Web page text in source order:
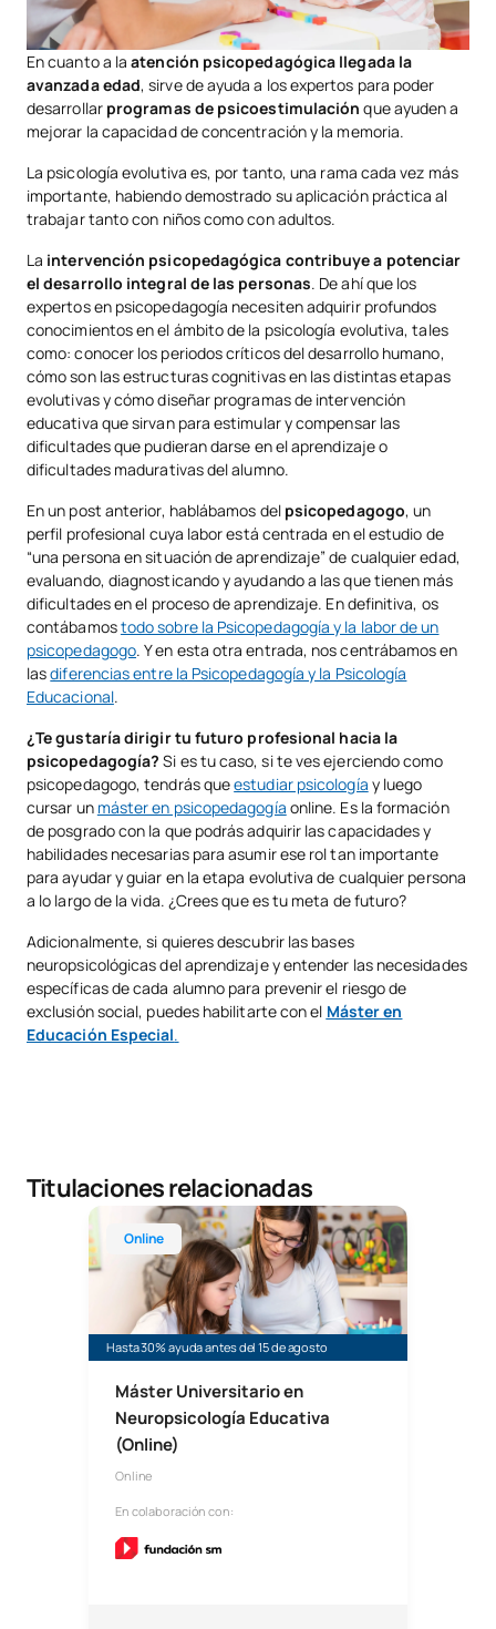
En cuanto a laatención psicopedagógica llegada la
avanzada edad, sirve de ayuda a los expertos para poder
desarrollar programas de psicoestimulación que ayuden a
mejorar la capacidad de concentración y la memoria.
La psicología evolutiva es, por tanto, una rama cada vez más
importante, habiendo demostrado su aplicación práctica al
trabajar tanto con niños como con adultos.
La intervención psicopedagógica contribuye a potenciar
el desarrollo integral de las personas. De ahí que los
expertos en psicopedagogía necesiten adquirir profundos
conocimientos en el ámbito de la psicología evolutiva, tales
como: conocer los periodos críticos del desarrollo humano,
cómo son las estructuras cognitivas en las distintas etapas
evolutivas y cómo diseñar programas de intervención
educativa que sirvan para estimular y compensar las
dificultades que pudieran darse en el aprendizaje o
dificultades madurativas del alumno.
En un post anterior, hablábamos del psicopedagogo, un
perfil profesional cuya labor está centrada en el estudio de
“una persona en situación de aprendizaje” de cualquier edad,
evaluando, diagnosticando y ayudando a las que tienen más
dificultades en el proceso de aprendizaje. En definitiva, os
contábamostodo sobre la Psicopedagogía y la labor de un
psicopedagogo. Y en esta otra entrada, nos centrábamos en
lasdiferencias entre la Psicopedagogía y la Psicología
Educacional.
¿Te gustaría dirigir tu futuro profesional hacia la
psicopedagogía? Si es tu caso, si te ves ejerciendo como
psicopedagogo, tendrás queestudiar psicología y luego
cursar un máster en psicopedagogía online. Es la formación
de posgrado con la que podrás adquirir las capacidades y
habilidades necesarias para asumir ese rol tan importante
para ayudar y guiar en la etapa evolutiva de cualquier persona
a lo largo de la vida. ¿Crees que es tu meta de futuro?
Adicionalmente, si quieres descubrir las bases
neuropsicológicas del aprendizaje y entender las necesidades
específicas de cada alumno para prevenir el riesgo de
exclusión social, puedes habilitarte con el Máster en
Educación Especial.
Titulaciones relacionadas
Online
Hasta 30% ayuda antes del 15 de agosto
Máster Universitario en
Neuropsicología Educativa
(Online)
Online
En colaboración con:
Máster Universitario en Neuropsicología